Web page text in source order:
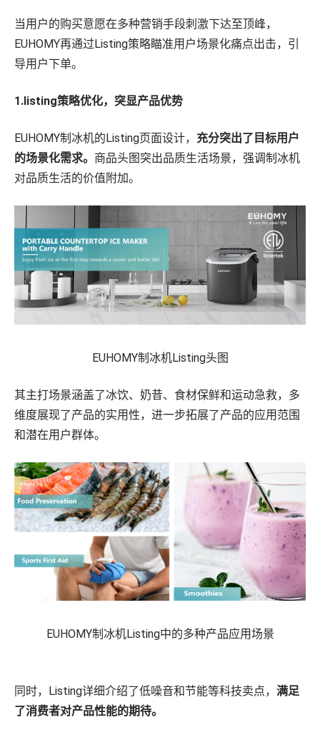
当用户的购买意愿在多种营销手段刺激下达至顶峰，
EUHOMY再通过Listing策略瞄准用户场景化痛点出击，引
导用户下单。
1.listing策略优化，突显产品优势
EUHOMY制冰机的Listing页面设计， 充分突出了目标用户
的场景化需求。 商品头图突出品质生活场景，强调制冰机
对品质生活的价值附加。
EUHOMY制冰机Listing头图
其主打场景涵盖了冰饮、奶昔、食材保鲜和运动急救，多
维度展现了产品的实用性，进一步拓展了产品的应用范围
和潜在用户群体。
EUHOMY制冰机Listing中的多种产品应用场景
同时，Listing详细介绍了低噪音和节能等科技卖点， 满足
了消费者对产品性能的期待。